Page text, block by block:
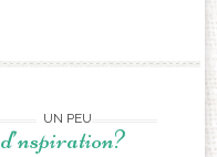
UN PEU
d’nspiration?